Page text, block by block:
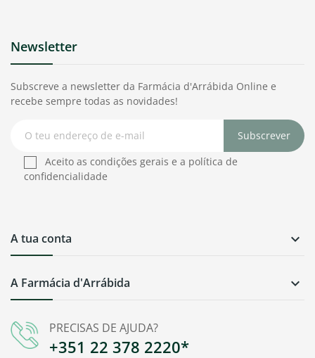
PRECISAS DE AJUDA?
+351 22 378 2220*
A Farmácia d'Arrábida 
A tua conta 
Newsletter
Subscreve a newsletter da Farmácia d'Arrábida Online e
recebe sempre todas as novidades!
Subscrever
Aceito as condições gerais e a política de
confidencialidade